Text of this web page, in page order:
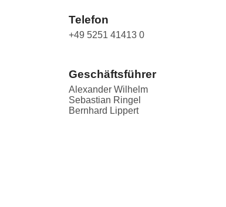
Telefon
+49 5251 41413 0
Geschäftsführer
Alexander Wilhelm
Sebastian Ringel
Bernhard Lippert